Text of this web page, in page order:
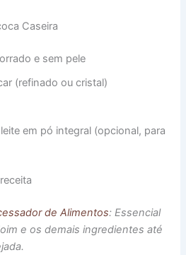
Caseira
e sem pele
(refinado ou cristal)
em pó integral (opcional, para
de Alimentos: Essencial
e os demais ingredientes até